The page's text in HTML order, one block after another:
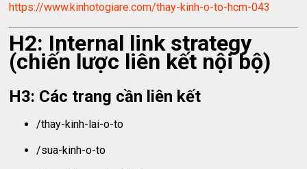
https://www.kinhotogiare.com/thay-kinh-o-to-hcm-043
H2: Internal link strategy
(chiến lược liên kết nội bộ)
H3: Các trang cần liên kết
/thay-kinh-lai-o-to
/sua-kinh-o-to